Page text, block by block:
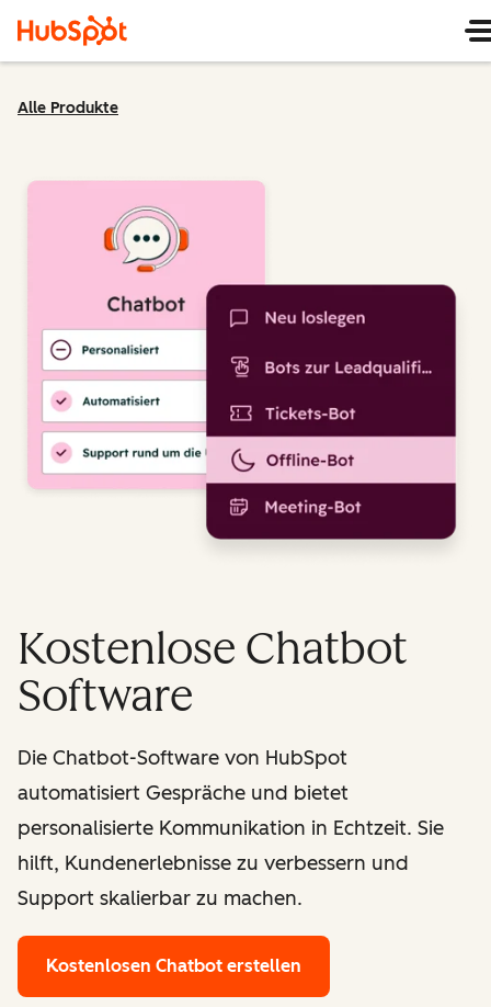
Alle Produkte
Kostenlose Chatbot
Software
Die Chatbot-Software von HubSpot
automatisiert Gespräche und bietet
personalisierte Kommunikation in Echtzeit. Sie
hilft, Kundenerlebnisse zu verbessern und
Support skalierbar zu machen.
Kostenlosen Chatbot erstellen